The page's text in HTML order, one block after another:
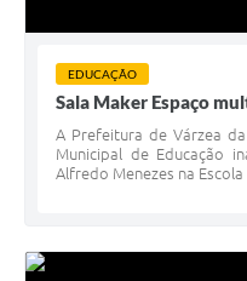
EDUCAÇÃO
Sala Maker Espaço
A Prefeitura de Várzea
Municipal de Educação
Alfredo Menezes na